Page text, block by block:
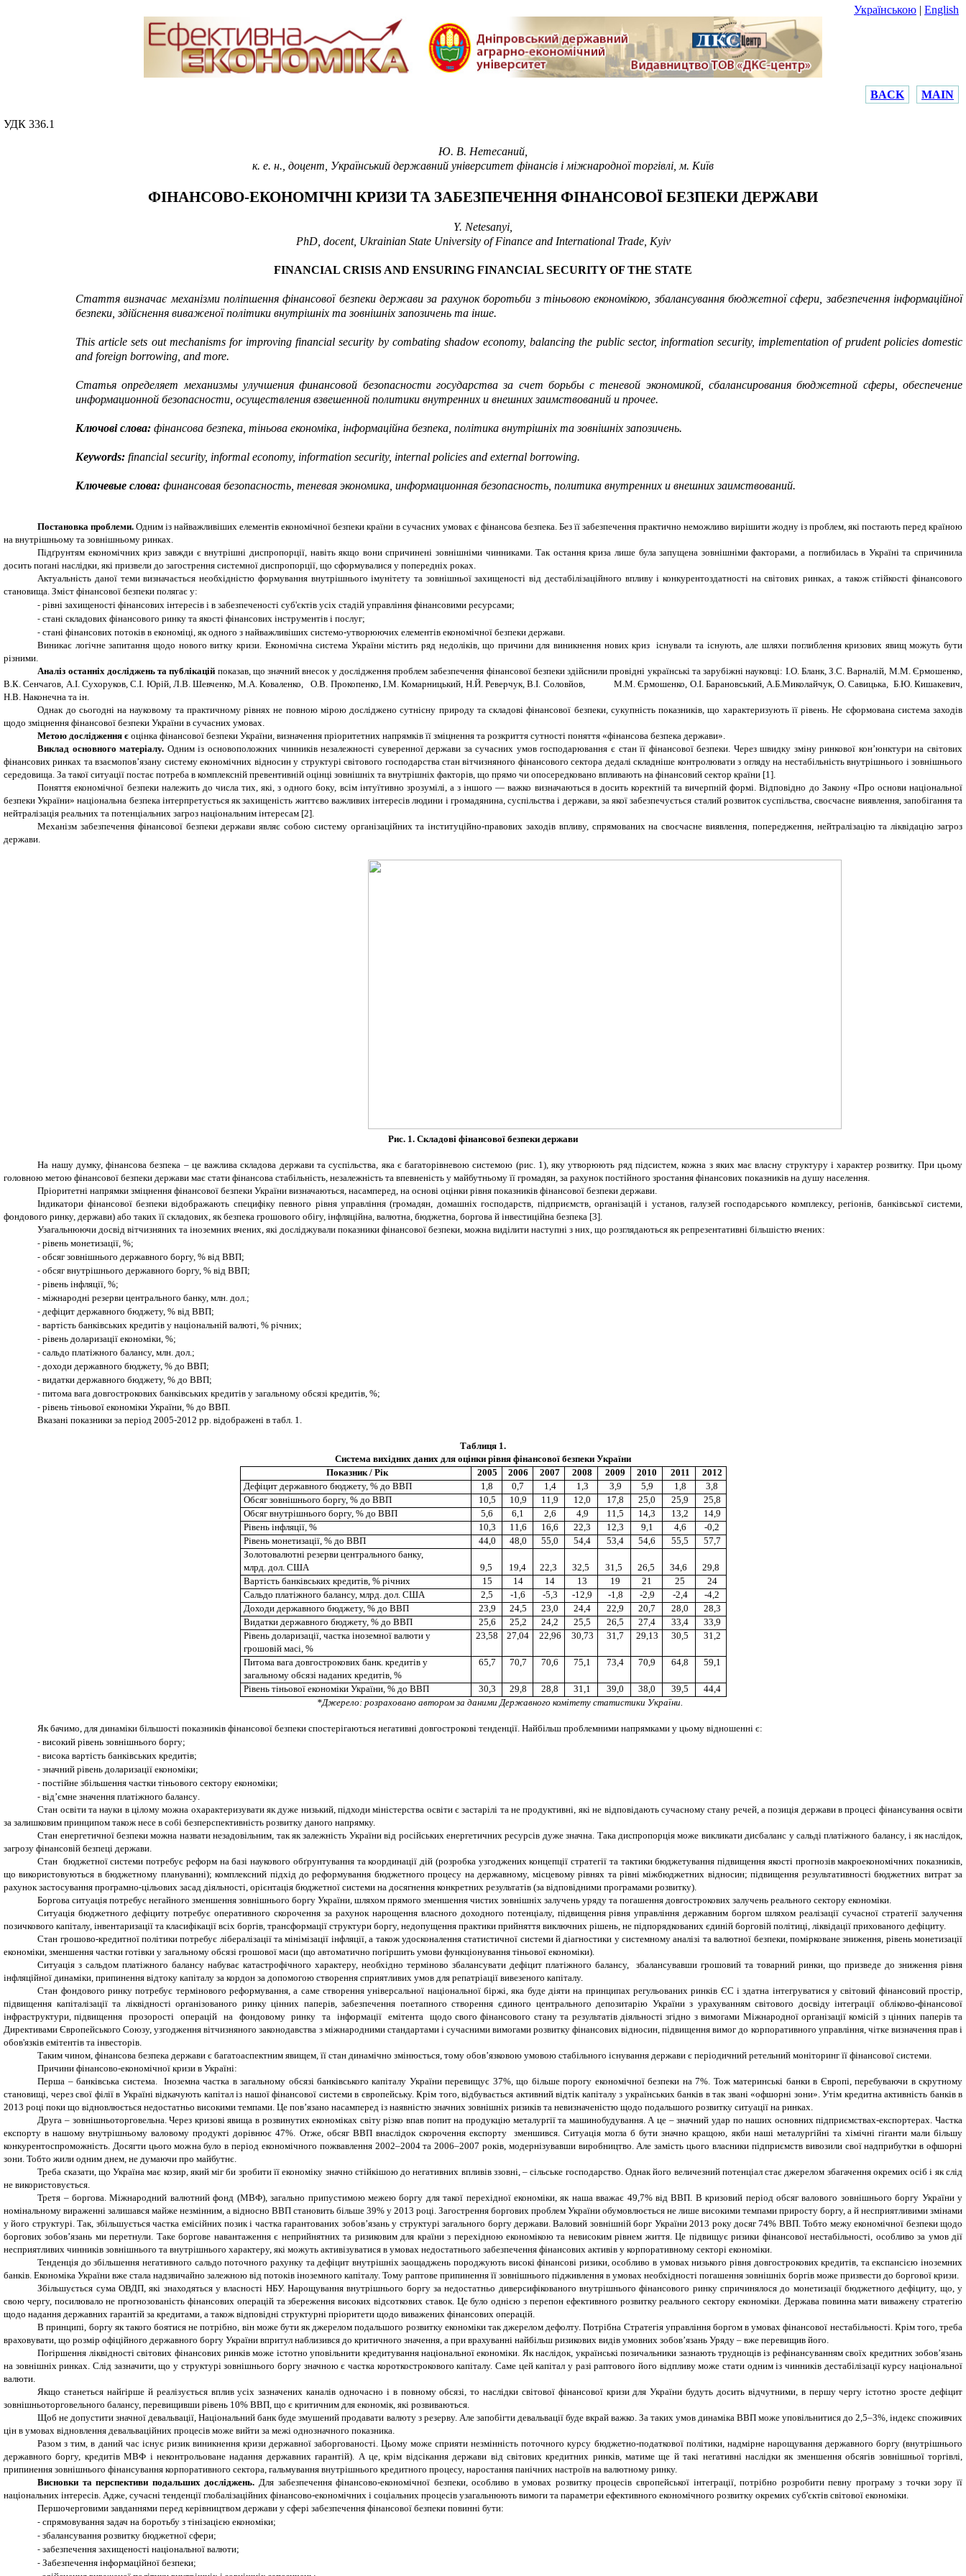
Українською | English
BACK MAIN
УДК 336.1
Ю. В. Нетесаний,
к. е. н., доцент, Український державний університет фінансів і міжнародної торгівлі, м. Київ
ФІНАНСОВО-ЕКОНОМІЧНІ КРИЗИ ТА ЗАБЕЗПЕЧЕННЯ ФІНАНСОВОЇ БЕЗПЕКИ ДЕРЖАВИ
Y. Netesanyi,
PhD, docent, Ukrainian State University of Finance and International Trade, Kyiv
FINANCIAL CRISIS AND ENSURING FINANCIAL SECURITY OF THE STATE
Стаття визначає механізми поліпшення фінансової безпеки держави за рахунок боротьби з тіньовою економікою, збалансування бюджетної сфери, забезпечення інформаційної
безпеки, здійснення виваженої політики внутрішніх та зовнішніх запозичень та інше.
This article sets out mechanisms for improving financial security by combating shadow economy, balancing the public sector, information security, implementation of prudent policies domestic
and foreign borrowing, and more.
Статья определяет механизмы улучшения финансовой безопасности государства за счет борьбы с теневой экономикой, сбалансирования бюджетной сферы, обеспечение
информационной безопасности, осуществления взвешенной политики внутренних и внешних заимствований и прочее.
Ключові слова: фінансова безпека, тіньова економіка, інформаційна безпека, політика внутрішніх та зовнішніх запозичень.
Keywords: financial security, informal economy, information security, internal policies and external borrowing.
Ключевые слова: финансовая безопасность, теневая экономика, информационная безопасность, политика внутренних и внешних заимствований.
Постановкапроблеми. Одним із найважливіших елементів економічної безпеки країни в сучасних умовах є фінансова безпека. Без її забезпечення практично неможливо вирішити жодну із проблем, які постають перед країною
на внутрішньому та зовнішньому ринках.
Підґрунтям економічних криз завжди є внутрішні диспропорції, навіть якщо вони спричинені зовнішніми чинниками. Так остання криза лише була запущена зовнішніми факторами, а поглибилась в Україні та спричинила
досить погані наслідки, які призвели до загострення системної диспропорції, що сформувалися у попередніх роках.
Актуальність даної теми визначається необхідністю формування внутрішнього імунітету та зовнішньої захищеності від дестабілізаційного впливу і конкурентоздатності на світових ринках, а також стійкості фінансового
становища. Зміст фінансової безпеки полягає у:
- рівні захищеності фінансових інтересів і в забезпеченості суб'єктів усіх стадій управління фінансовими ресурсами;
- стані складових фінансового ринку та якості фінансових інструментів і послуг;
- стані фінансових потоків в економіці, як одного з найважливіших системо-утворюючих елементів економічної безпеки держави.
Виникає логічне запитання щодо нового витку кризи. Економічна система України містить ряд недоліків, що причини для виникнення нових криз існували та існують, але шляхи поглиблення кризових явищ можуть бути
різними.
Аналіз останніх досліджень та публікацій показав, що значний внесок у дослідження проблем забезпечення фінансової безпеки здійснили провідні українські та зарубіжні науковці: І.О. Бланк, З.С. Варналій, М.М. Єрмошенко,
В.К. Сенчагов, А.І. Сухоруков, С.І. Юрій,Л.В. Шевченко, М.А. Коваленко, О.В. Прокопенко, І.М. Комарницький, Н.Й. Реверчук, В.І. Соловйов, М.М. Єрмошенко, О.І. Барановський, А.Б.Миколайчук, О. Савицька, Б.Ю. Кишакевич,
Н.В. Наконечна та ін.
Однак до сьогодні на науковому та практичному рівнях не повною мірою досліджено сутнісну природу та складові фінансової безпеки, сукупність показників, що характеризують її рівень. Не сформована система заходів
щодо зміцнення фінансової безпеки України в сучасних умовах.
Метою дослідження єоцінка фінансової безпеки України, визначення пріоритетних напрямків її зміцнення та розкриття сутності поняття «фінансова безпека держави».
Виклад основного матеріалу. Одним із основоположних чинників незалежності суверенної держави за сучасних умов господарювання є стан її фінансової безпеки. Через швидку зміну ринкової кон’юнктури на світових
фінансових ринках та взаємопов’язану систему економічних відносин у структурі світового господарства стан вітчизняного фінансового сектора дедалі складніше контролювати з огляду на нестабільність внутрішнього і зовнішнього
середовища. За такої ситуації постає потреба в комплексній превентивній оцінці зовнішніх та внутрішніх факторів, що прямо чи опосередковано впливають на фінансовий сектор країни [1].
Поняття економічної безпеки належить до числа тих, які, з одного боку, всім інтуїтивно зрозумілі, а з іншого — важко визначаються в досить коректній та вичерпній формі. Відповідно до Закону «Про основи національної
безпеки України» національна безпека інтерпретується як захищеність життєво важливих інтересів людини і громадянина, суспільства і держави, за якої забезпечується сталий розвиток суспільства, своєчасне виявлення, запобігання та
нейтралізація реальних та потенціальних загроз національним інтересам [2].
Механізм забезпечення фінансової безпеки держави являє собою систему організаційних та інституційно-правових заходів впливу, спрямованих на своєчасне виявлення, попередження, нейтралізацію та ліквідацію загроз
держави.
Рис. 1. Складові фінансової безпеки держави
На нашу думку, фінансова безпека – це важлива складова держави та суспільства, яка є багаторівневою системою (рис. 1), яку утворюють ряд підсистем, кожна з яких має власну структуру і характер розвитку. При цьому
головною метою фінансової безпеки держави має стати фінансова стабільність, незалежність та впевненість у майбутньому її громадян, за рахунок постійного зростання фінансових показників на душу населення.
Пріоритетні напрямки зміцнення фінансової безпеки України визначаються, насамперед, на основі оцінки рівня показників фінансової безпеки держави.
Індикатори фінансової безпеки відображають специфіку певного рівня управління (громадян, домашніх господарств, підприємств, організацій і установ, галузей господарського комплексу, регіонів, банківської системи,
фондового ринку, держави) або таких її складових, як безпека грошового обігу, інфляційна, валютна, бюджетна, боргова й інвестиційна безпека [3].
Узагальнюючи досвід вітчизняних та іноземних вчених, які досліджували показники фінансової безпеки, можна виділити наступні з них, що розглядаються як репрезентативні більшістю вчених:
- рівень монетизації, %;
- обсяг зовнішнього державного боргу, % від ВВП;
- обсяг внутрішнього державного боргу, % від ВВП;
- рівень інфляції, %;
- міжнародні резерви центрального банку, млн. дол.;
- дефіцит державного бюджету, % від ВВП;
- вартість банківських кредитів у національній валюті, % річних;
- рівень доларизації економіки, %;
- сальдо платіжного балансу, млн. дол.;
- доходи державного бюджету, % до ВВП;
- видатки державного бюджету, % до ВВП;
- питома вага довгострокових банківських кредитів у загальному обсязі кредитів, %;
- рівень тіньової економіки України, % до ВВП.
Вказані показники за період 2005-2012 рр. відображені в табл. 1.
Таблиця 1.
Система вихідних даних для оцінки рівня фінансової безпеки України
Показник / Рік
2005 2006 2007 2008 2009 2010 2011
2012
Дефіцит державного бюджету, % до ВВП
1,8 0,7 1,4 1,3 3,9 5,9 1,8
3,8
Обсяг зовнішнього боргу, % до ВВП
10,5 10,9 11,9 12,0 17,8 25,0 25,9
25,8
Обсяг внутрішнього боргу, % до ВВП
5,6 6,1 2,6 4,9 11,5 14,3 13,2
14,9
Рівень інфляції, %
10,3 11,6 16,6 22,3 12,3 9,1 4,6
-0,2
Рівень монетизації, % до ВВП
44,0 48,0 55,0 54,4 53,4 54,6 55,5
57,7
Золотовалютні резерви центрального банку,
млрд. дол. США
9,5 19,4 22,3 32,5 31,5 26,5 34,6
29,8
Вартість банківських кредитів, % річних
15 14 14 13 19 21 25
24
Сальдо платіжного балансу, млрд. дол. США
2,5 -1,6 -5,3 -12,9 -1,8 -2,9 -2,4
-4,2
Доходи державного бюджету, % до ВВП
23,9 24,5 23,0 24,4 22,9 20,7 28,0
28,3
Видатки державного бюджету, % до ВВП
25,6 25,2 24,2 25,5 26,5 27,4 33,4
33,9
Рівень доларизації, частка іноземної валюти у
23,58 27,04 22,96 30,73 31,7 29,13 30,5
31,2
грошовій масі, %
Питома вага довгострокових банк. кредитів у
65,7 70,7 70,6 75,1 73,4 70,9 64,8
59,1
загальному обсязі наданих кредитів, %
Рівень тіньової економіки України, % до ВВП
30,3 29,8 28,8 31,1 39,0 38,0 39,5
44,4
*Джерело: розраховано автором за даними Державного комітету статистики України.
Як бачимо, для динаміки більшості показників фінансової безпеки спостерігаються негативні довгострокові тенденції. Найбільш проблемними напрямками у цьому відношенні є:
- високий рівень зовнішнього боргу;
- висока вартість банківських кредитів;
- значний рівень доларизації економіки;
- постійне збільшення частки тіньового сектору економіки;
- від’ємне значення платіжного балансу.
Стан освіти та науки в цілому можна охарактеризувати як дуже низький, підходи міністерства освіти є застарілі та не продуктивні, які не відповідають сучасному стану речей, а позиція держави в процесі фінансування освіти
за залишковим принципом також несе в собі безперспективність розвитку даного напрямку.
Стан енергетичної безпеки можна назвати незадовільним, так як залежність України від російських енергетичних ресурсів дуже значна. Така диспропорція може викликати дисбаланс у сальді платіжного балансу, і як наслідок,
загрозу фінансовій безпеці держави.
Стан бюджетної системи потребує реформ на базі наукового обґрунтування та координації дій (розробка узгоджених концепції стратегії та тактики бюджетування підвищення якості прогнозів макроекономічних показників,
що використовуються в бюджетному плануванні); комплексний підхід до реформування бюджетного процесу на державному, місцевому рівнях та рівні міжбюджетних відносин; підвищення результативності бюджетних витрат за
рахунок застосування програмно-цільових засад діяльності, орієнтація бюджетної системи на досягнення конкретних результатів (за відповідними програмами розвитку).
Боргова ситуація потребує негайного зменшення зовнішнього боргу України, шляхом прямого зменшення чистих зовнішніх залучень уряду та погашення довгострокових залучень реального сектору економіки.
Ситуація бюджетного дефіциту потребує оперативного скорочення за рахунок нарощення власного доходного потенціалу, підвищення рівня управління державним боргом шляхом реалізації сучасної стратегії залучення
позичкового капіталу, інвентаризації та класифікації всіх боргів, трансформації структури боргу, недопущення практики прийняття виключних рішень, не підпорядкованих єдиній борговій політиці, ліквідації прихованого дефіциту.
Стан грошово-кредитної політики потребує лібералізації та мінімізації інфляції, а також удосконалення статистичної системи й діагностики у системному аналізі та валютної безпеки, помірковане зниження, рівень монетизації
економіки, зменшення частки готівки у загальному обсязі грошової маси (що автоматично погіршить умови функціонування тіньової економіки).
Ситуація з сальдом платіжного балансу набуває катастрофічного характеру, необхідно терміново збалансувати дефіцит платіжного балансу, збалансувавши грошовий та товарний ринки, що призведе до зниження рівня
інфляційної динаміки, припинення відтоку капіталу за кордон за допомогою створення сприятливих умов для репатріації вивезеного капіталу.
Стан фондового ринку потребує термінового реформування, а саме створення універсальної національної біржі, яка буде діяти на принципах регульованих ринків ЄС і здатна інтегруватися у світовий фінансовий простір,
підвищення капіталізації та ліквідності організованого ринку цінних паперів, забезпечення поетапного створення єдиного центрального депозитарію України з урахуванням світового досвіду інтеграції обліково-фінансової
інфраструктури, підвищення прозорості операцій на фондовому ринку та інформації емітента щодо свого фінансового стану та результатів діяльності згідно з вимогами Міжнародної організації комісій з цінних паперів та
Директивами Європейського Союзу, узгодження вітчизняного законодавства з міжнародними стандартами і сучасними вимогами розвитку фінансових відносин, підвищення вимог до корпоративного управління, чітке визначення прав і
обов'язків емітентів та інвесторів.
Таким чином, фінансова безпека держави є багатоаспектним явищем, її стан динамічно змінюється, тому обов’язковою умовою стабільного існування держави є періодичний ретельний моніторинг її фінансової системи.
Причини фінансово-економічної кризи в Україні:
Перша – банківська система. Іноземна частка в загальному обсязі банківського капіталу України перевищує 37%, що більше порогу економічної безпеки на 7%. Тож материнські банки в Європі, перебуваючи в скрутному
становищі, через свої філії в Україні відкачують капітал із нашої фінансової системи в європейську. Крім того, відбувається активний відтік капіталу з українських банків в так звані «офшорні зони». Утім кредитна активність банків в
2013 році поки що відновлюється недостатньо високими темпами. Це пов’язано насамперед із наявністю значних зовнішніх ризиків та невизначеністю щодо подальшого розвитку ситуації на ринках.
Друга – зовнішньоторговельна. Через кризові явища в розвинутих економіках світу різко впав попит на продукцію металургії та машинобудування. А це – значний удар по наших основних підприємствах-експортерах. Частка
експорту в нашому внутрішньому валовому продукті дорівнює 47%. Отже, обсяг ВВП внаслідок скорочення експорту зменшився. Ситуація могла б бути значно кращою, якби наші металургійні та хімічні гіганти мали більшу
конкурентоспроможність. Досягти цього можна було в період економічного пожвавлення 2002–2004 та 2006–2007 років, модернізувавши виробництво. Але замість цього власники підприємств вивозили свої надприбутки в офшорні
зони. Тобто жили одним днем, не думаючи про майбутнє.
Треба сказати, що Україна має козир, який міг би зробити її економіку значно стійкішою до негативних впливів ззовні, – сільське господарство. Однак його величезний потенціал стає джерелом збагачення окремих осіб і як слід
не використовується.
Третя – боргова. Міжнародний валютний фонд (МВФ), загально припустимою межею боргу для такої перехідної економіки, як наша вважає 49,7% від ВВП. В кризовий період обсяг валового зовнішнього боргу України у
номінальному вираженні залишався майже незмінним, а відносно ВВП становить більше 39% у 2013 році. Загострення боргових проблем України обумовлюється не лише високими темпами приросту боргу, а й несприятливими змінами
у його структурі. Так, збільшується частка емісійних позик і частка гарантованих зобов’язань у структурі загального боргу держави. Валовий зовнішній борг України 2013 року досяг 74% ВВП. Тобто межу економічної безпеки щодо
боргових зобов’язань ми перетнули. Таке боргове навантаження є неприйнятних та ризиковим для країни з перехідною економікою та невисоким рівнем життя. Це підвищує ризики фінансової нестабільності, особливо за умов дії
несприятливих чинників зовнішнього та внутрішнього характеру, які можуть активізуватися в умовах недостатнього забезпечення фінансових активів у корпоративному секторі економіки.
Тенденція до збільшення негативного сальдо поточного рахунку та дефіцит внутрішніх заощаджень породжують високі фінансові ризики, особливо в умовах низького рівня довгострокових кредитів, та експансією іноземних
банків. Економіка України вже стала надзвичайно залежною від потоків іноземного капіталу. Тому раптове припинення її зовнішнього підживлення в умовах необхідності погашення зовнішніх боргів може призвести до боргової кризи.
Збільшується сума ОВДП, які знаходяться у власності НБУ. Нарощування внутрішнього боргу за недостатньо диверсифікованого внутрішнього фінансового ринку спричинялося до монетизації бюджетного дефіциту, що, у
свою чергу, посилювало не прогнозованість фінансових операцій та збереження високих відсоткових ставок. Це було однією з перепон ефективного розвитку реального сектору економіки. Держава повинна мати виважену стратегію
щодо надання державних гарантій за кредитами, а також відповідні структурні пріоритети щодо виважених фінансових операцій.
В принципі, боргу як такого боятися не потрібно, він може бути як джерелом подальшого розвитку економіки так джерелом дефолту. Потрібна Стратегія управління боргом в умовах фінансової нестабільності. Крім того, треба
враховувати, що розмір офіційного державного боргу України впритул наблизився до критичного значення, а при врахуванні найбільш ризикових видів умовних зобов’язань Уряду – вже перевищив його.
Погіршення ліквідності світових фінансових ринків може істотно уповільнити кредитування національної економіки. Як наслідок, українські позичальники зазнають труднощів із рефінансуванням своїх кредитних зобов’язань
на зовнішніх ринках. Слід зазначити, що у структурі зовнішнього боргу значною є частка короткострокового капіталу. Саме цей капітал у разі раптового його відпливу може стати одним із чинників дестабілізації курсу національної
валюти.
Якщо станеться найгірше й реалізується вплив усіх зазначених каналів одночасно і в повному обсязі, то наслідки світової фінансової кризи для України будуть досить відчутними, в першу чергу істотно зросте дефіцит
зовнішньоторговельного балансу, перевищивши рівень 10% ВВП, що є критичним для економік, які розвиваються.
Щоб не допустити значної девальвації, Національний банк буде змушений продавати валюту з резерву. Але запобігти девальвації буде вкрай важко. За таких умов динаміка ВВП може уповільнитися до 2,5–3%, індекс споживчих
цін в умовах відновлення девальваційних процесів може вийти за межі однозначного показника.
Разом з тим, в даний час існує ризик виникнення кризи державної заборгованості. Цьому може сприяти незмінність поточного курсу бюджетно-податкової політики, надмірне нарощування державного боргу (внутрішнього
державного боргу, кредитів МВФ і неконтрольоване надання державних гарантій). А це, крім відсікання держави від світових кредитних ринків, матиме ще й такі негативні наслідки як зменшення обсягів зовнішньої торгівлі,
припинення зовнішнього фінансування корпоративного сектора, гальмування внутрішнього кредитного процесу, наростання панічних настроїв на валютному ринку.
Висновки та перспективи подальших досліджень.Для забезпечення фінансово-економічної безпеки, особливо в умовах розвитку процесів європейської інтеграції, потрібно розробити певну програму з точки зору її
національних інтересів. Адже, сучасні тенденції глобалізаційних фінансово-економічних і соціальних процесів узагальнюють вимоги та параметри ефективного економічного розвитку окремих суб'єктів світової економіки.
Першочерговими завданнями перед керівництвом держави у сфері забезпечення фінансової безпеки повинні бути:
- спрямовування задач на боротьбу з тінізацією економіки;
- збалансування розвитку бюджетної сфери;
- забезпечення захищеності національної валюти;
- Забезпечення інформаційної безпеки;